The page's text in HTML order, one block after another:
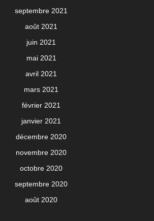
septembre 2021
août 2021
juin 2021
mai 2021
avril 2021
mars 2021
février 2021
janvier 2021
décembre 2020
novembre 2020
octobre 2020
septembre 2020
août 2020